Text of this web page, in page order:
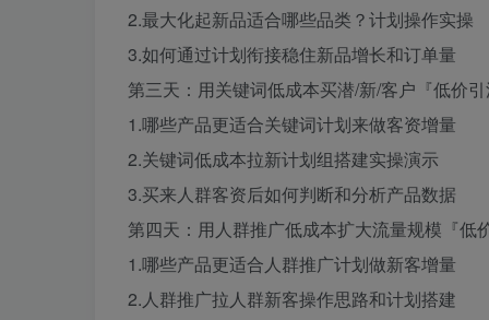
2.最大化起新品适合哪些品类？计划操作实操
3.如何通过计划衔接稳住新品增长和订单量
第三天：用关键词低成本买潜/新/客户『低价引
1.哪些产品更适合关键词计划来做客资增量
2.关键词低成本拉新计划组搭建实操演示
3.买来人群客资后如何判断和分析产品数据
第四天：用人群推广低成本扩大流量规模『低
1.哪些产品更适合人群推广计划做新客增量
2.人群推广拉人群新客操作思路和计划搭建